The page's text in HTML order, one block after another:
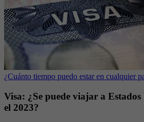
¿Cuánto tiempo puedo estar en cualquier
Visa: ¿Se puede viajar a
el 2023?